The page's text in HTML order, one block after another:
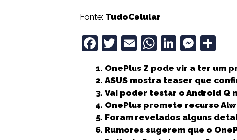
Fonte: TudoCelular
F
c
e
b
o
T
it
t
e
r
E
ai
l
W
a
ts
A
p
Li
k
e
dI
n
M
ss
e
n
g
a
r
e
OnePlus Z pode vir a ter um
ASUS mostra teaser que
Vai poder testar o Android Q
OnePlus promete recurso
Foram revelados alguns
Rumores sugerem que o